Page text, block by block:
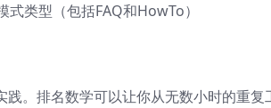
类型（包括FAQ和HowTo）
践。排名数学可以让你从无数小时的重